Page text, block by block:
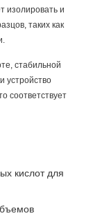
изолировать и
таких как
стабильной
устройство
соответствует
кислот для